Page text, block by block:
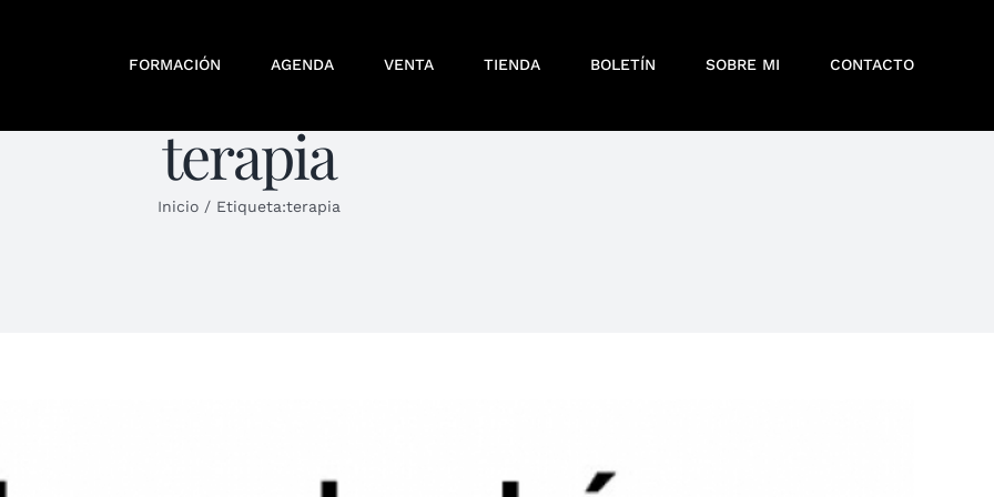
FORMACIÓN AGENDA VENTA TIENDA BOLETÍN SOBRE MI CONTACTO
terapia
Inicio / Etiqueta:terapia